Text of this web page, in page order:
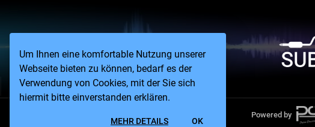
Powered by
Um Ihnen eine komfortable Nutzung unserer
Webseite bieten zu können, bedarf es der
Verwendung von Cookies, mit der Sie sich
hiermit bitte einverstanden erklären.
MEHR DETAILS OK